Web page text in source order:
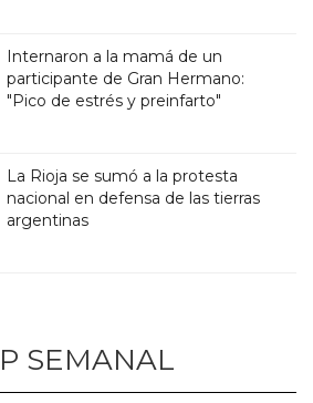
Internaron a la mamá de un
participante de Gran Hermano:
"Pico de estrés y preinfarto"
La Rioja se sumó a la protesta
nacional en defensa de las tierras
argentinas
SEMANAL